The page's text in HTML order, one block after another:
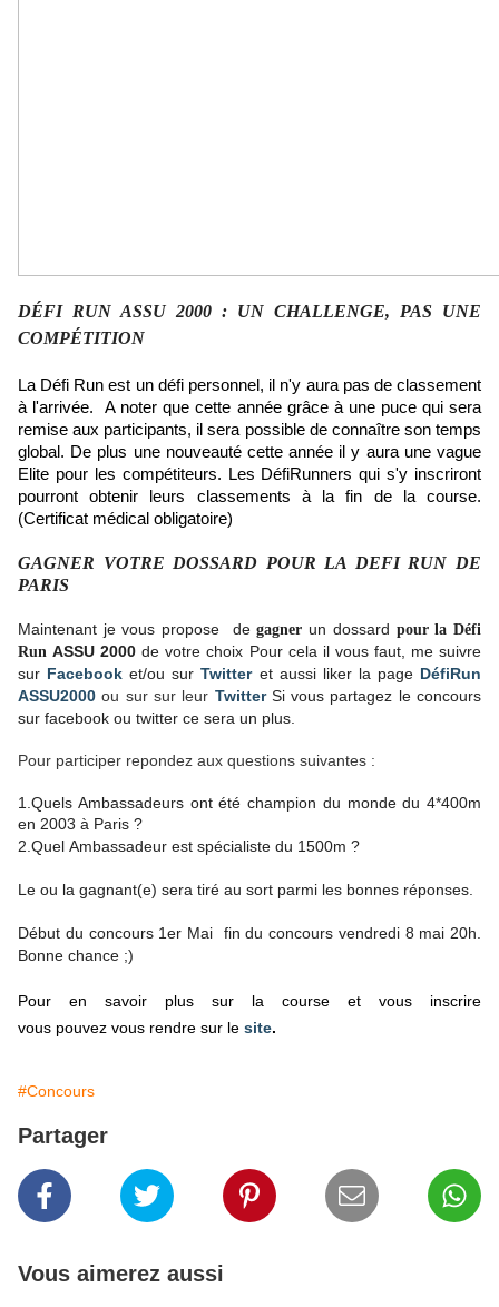
DÉFI RUN ASSU 2000 : UN CHALLENGE, PAS UNE
COMPÉTITION
La Défi Run est un défi personnel, il n'y aura pas de classement
à l'arrivée. A noter que cette année grâce à une puce qui sera
remise aux participants, il sera possible de connaître son temps
global. De plus une nouveauté cette année il y aura une vague
Elite pour les compétiteurs. Les DéfiRunners qui s'y inscriront
pourront obtenir leurs classements à la fin de la course.
(Certificat médical obligatoire)
GAGNER VOTRE DOSSARD POUR LA DEFI RUN DE
PARIS
Maintenant je vous propose degagner un dossard pour la Défi
Run ASSU 2000 de votre choix Pour cela il vous faut, me suivre
sur Facebook et/ou surTwitteret aussi liker la page DéfiRun
ASSU2000 ou sur sur leur TwitterSi vous partagez le concours
sur facebook ou twitter ce sera un plus.
Pour participer repondez aux questions suivantes :
1.Quels Ambassadeurs ont été champion du monde du 4*400m
en 2003 à Paris ?
2.Quel Ambassadeur est spécialiste du 1500m ?
Le ou la gagnant(e) sera tiré au sort parmi les bonnes réponses.
Début du concours 1er Mai fin du concours vendredi 8 mai 20h.
Bonne chance ;)
Pour en savoir plus sur la course et vous inscrire
vous pouvez vous rendre sur le site.
#Concours
Partager
Vous aimerez aussi